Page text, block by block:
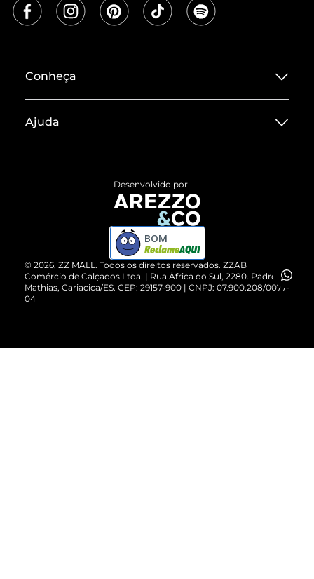
Conheça
Termos de Uso
ZZ MALL é confiável
Cartão Presente
Vendas Corporativas
Ajuda
Devolução do Produto
Compre pelo WhatsApp
© 2026, ZZ MALL. Todos os direitos reservados. ZZAB
Comércio de Calçados Ltda. | Rua África do Sul, 2280. Padre
Mathias, Cariacica/ES. CEP: 29157-900 | CNPJ: 07.900.208/0077-
04
Desenvolvido por
BOM